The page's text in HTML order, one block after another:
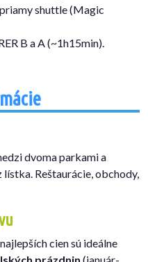
shuttle (Magic
B a A (~1h15min).
dvoma parkami a
lístka. Reštaurácie, obchody,
cien sú ideálne